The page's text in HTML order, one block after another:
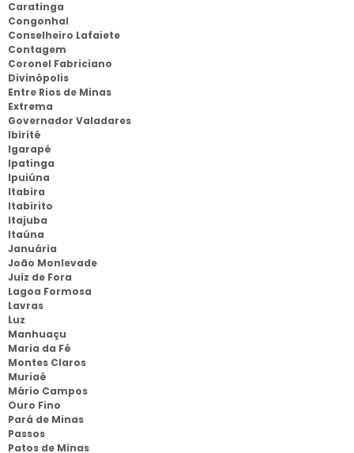
Caratinga
Congonhal
Conselheiro Lafaiete
Contagem
Coronel Fabriciano
Divinópolis
Entre Rios de Minas
Extrema
Governador Valadares
Ibirité
Igarapé
Ipatinga
Ipuiúna
Itabira
Itabirito
Itajuba
Itaúna
Januária
João Monlevade
Juiz de Fora
Lagoa Formosa
Lavras
Luz
Manhuaçu
Maria da Fé
Montes Claros
Muriaé
Mário Campos
Ouro Fino
Pará de Minas
Passos
Patos de Minas